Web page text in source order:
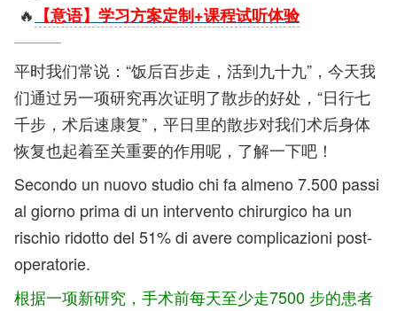
🔥 【意语】学习方案定制+课程试听体验
平时我们常说：“饭后百步走，活到九十九”，今天我
们通过另一项研究再次证明了散步的好处，“日行七
千步，术后速康复”，平日里的散步对我们术后身体
恢复也起着至关重要的作用呢，了解一下吧！
Secondo un nuovo studio chi fa almeno 7.500 passi
al giorno prima di un intervento chirurgico ha un
rischio ridotto del 51% di avere complicazioni post-
operatorie.
根据一项新研究，手术前每天至少走7500 步的患者